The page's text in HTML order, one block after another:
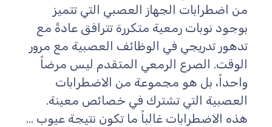
من اضطرابات الجهاز العصبي التي تتميز
بوجود نوبات رمعية متكررة تترافق عادةً مع
تدهور تدريجي في الوظائف العصبية مع مرور
الوقت. الصرع الرمعي المتقدم ليس مرضاً
واحداً، بل هو مجموعة من الاضطرابات
العصبية التي تشترك في خصائص معينة.
هذه الاضطرابات غالباً ما تكون نتيجة عيوب ...